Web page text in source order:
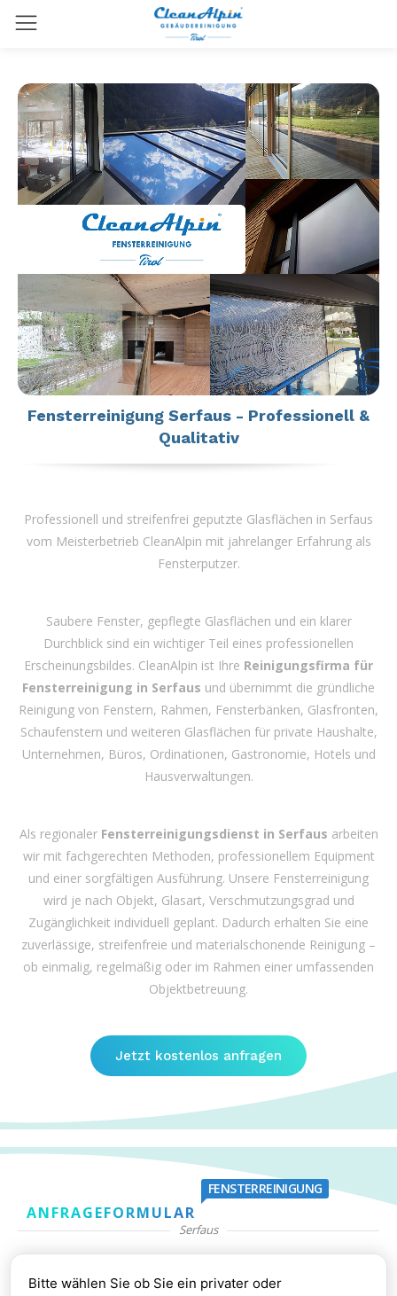
Fensterreinigung Serfaus - Professionell &
Qualitativ
Professionell und streifenfrei geputzte Glasflächen in Serfaus
vom Meisterbetrieb CleanAlpin mit jahrelanger Erfahrung als
Fensterputzer.
Saubere Fenster, gepflegte Glasflächen und ein klarer
Durchblick sind ein wichtiger Teil eines professionellen
Erscheinungsbildes. CleanAlpin ist Ihre Reinigungsfirma für
Fensterreinigung in Serfaus und übernimmt die gründliche
Reinigung von Fenstern, Rahmen, Fensterbänken, Glasfronten,
Schaufenstern und weiteren Glasflächen für private Haushalte,
Unternehmen, Büros, Ordinationen, Gastronomie, Hotels und
Hausverwaltungen.
Als regionaler Fensterreinigungsdienst in Serfaus arbeiten
wir mit fachgerechten Methoden, professionellem Equipment
und einer sorgfältigen Ausführung. Unsere Fensterreinigung
wird je nach Objekt, Glasart, Verschmutzungsgrad und
Zugänglichkeit individuell geplant. Dadurch erhalten Sie eine
zuverlässige, streifenfreie und materialschonende Reinigung –
ob einmalig, regelmäßig oder im Rahmen einer umfassenden
Objektbetreuung.
Jetzt kostenlos anfragen
ANFRAGEFORMULAR
FENSTERREINIGUNG
Serfaus
Bitte wählen Sie ob Sie ein privater oder